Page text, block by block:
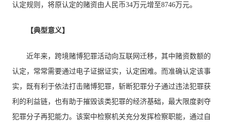
认定规则，将原认定的赌资由人民币34万元增至8746万元。
【典型意义】
近年来，跨境赌博犯罪活动向互联网迁移，其中赌资数额的
认定，常常需要通过电子证据证实，认定困难。而准确认定该事
实，既有利于依法打击赌博犯罪，斩断犯罪分子通过违法犯罪获
利的利益链，也有助于摧毁该类犯罪的经济基础，最大限度剥夺
犯罪分子再犯能力。该案中检察机关充分发挥检察职能，通过自